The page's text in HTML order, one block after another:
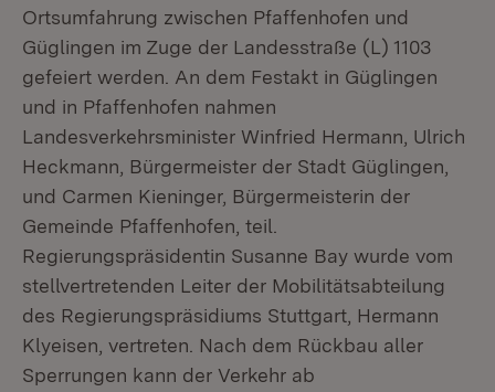
Ortsumfahrung zwischen Pfaffenhofen und
Güglingen im Zuge der Landesstraße (L) 1103
gefeiert werden. An dem Festakt in Güglingen
und in Pfaffenhofen nahmen
Landesverkehrsminister Winfried Hermann, Ulrich
Heckmann, Bürgermeister der Stadt Güglingen,
und Carmen Kieninger, Bürgermeisterin der
Gemeinde Pfaffenhofen, teil.
Regierungspräsidentin Susanne Bay wurde vom
stellvertretenden Leiter der Mobilitätsabteilung
des Regierungspräsidiums Stuttgart, Hermann
Klyeisen, vertreten. Nach dem Rückbau aller
Sperrungen kann der Verkehr ab